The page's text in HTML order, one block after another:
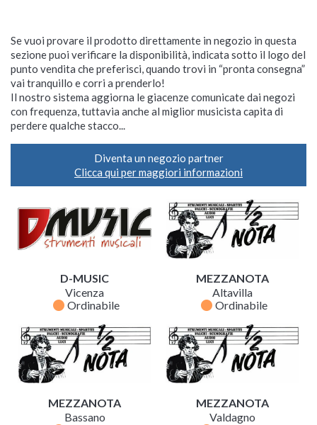
Se vuoi provare il prodotto direttamente in negozio in questa
sezione puoi verificare la disponibilità, indicata sotto il logo del
punto vendita che preferisci, quando trovi in “pronta consegna”
vai tranquillo e corri a prenderlo!
Il nostro sistema aggiorna le giacenze comunicate dai negozi
con frequenza, tuttavia anche al miglior musicista capita di
perdere qualche stacco...
Diventa un negozio partner
Clicca qui per maggiori informazioni
D-MUSIC
Vicenza
fiber_manual_record Ordinabile
MEZZANOTA
Altavilla
fiber_manual_record Ordinabile
MEZZANOTA
Bassano
MEZZANOTA
Valdagno